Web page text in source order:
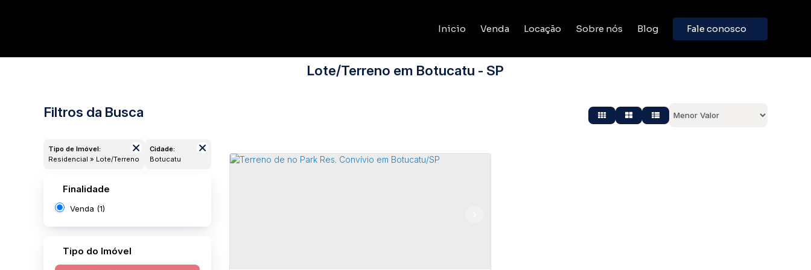
Fale conosco
Blog
Sobre nós
Locação
Venda
Inicio
Lote/Terreno em Botucatu - SP
Filtros da Busca
Tipo de Imóvel:
Residencial » Lote/Terreno
Cidade:
Botucatu
Finalidade
Venda (1)
Tipo do Imóvel